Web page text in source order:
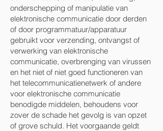
onderschepping of manipulatie van
elektronische communicatie door derden
of door programmatuur/apparatuur
gebruikt voor verzending, ontvangst of
verwerking van elektronische
communicatie, overbrenging van virussen
en het niet of niet goed functioneren van
het telecommunicatienetwerk of andere
voor elektronische communicatie
benodigde middelen, behoudens voor
zover de schade het gevolg is van opzet
of grove schuld. Het voorgaande geldt